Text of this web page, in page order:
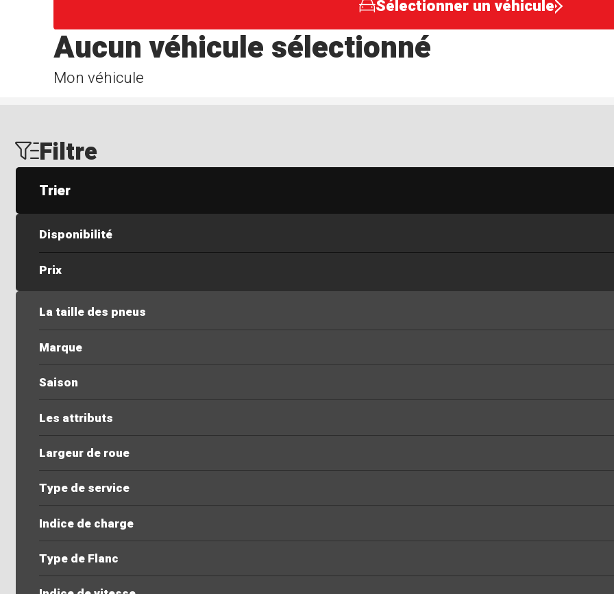
Sélectionner un véhicule
Mon véhicule
Aucun véhicule sélectionné
Filtre
Trier
Disponibilité
Prix
La taille des pneus
Marque
Saison
Les attributs
Largeur de roue
Type de service
Indice de charge
Type de Flanc